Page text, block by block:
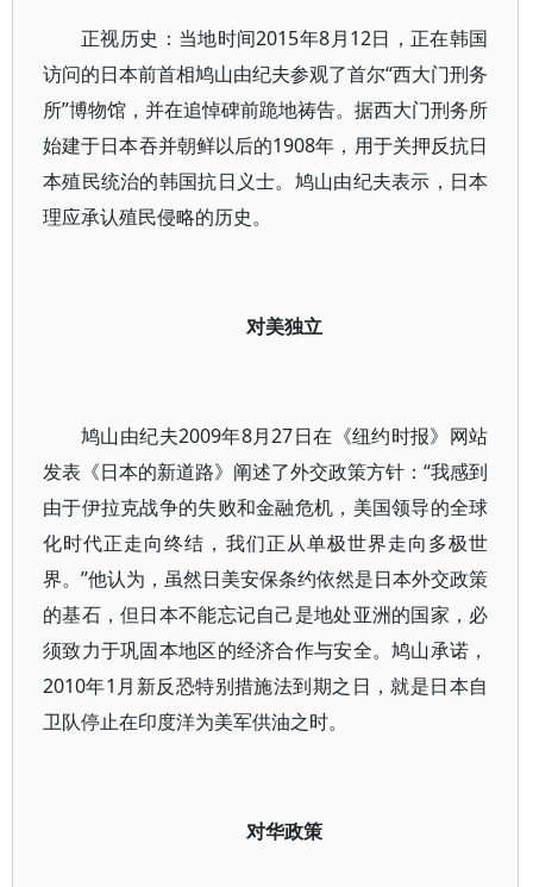
正视历史：当地时间2015年8月12日，正在韩国
访问的日本前首相鸠山由纪夫参观了首尔“西大门刑务
所”博物馆，并在追悼碑前跪地祷告。据西大门刑务所
始建于日本吞并朝鲜以后的1908年，用于关押反抗日
本殖民统治的韩国抗日义士。鸠山由纪夫表示，日本
理应承认殖民侵略的历史。
对美独立
鸠山由纪夫2009年8月27日在《纽约时报》网站
发表《日本的新道路》阐述了外交政策方针：“我感到
由于伊拉克战争的失败和金融危机，美国领导的全球
化时代正走向终结，我们正从单极世界走向多极世
界。”他认为，虽然日美安保条约依然是日本外交政策
的基石，但日本不能忘记自己是地处亚洲的国家，必
须致力于巩固本地区的经济合作与安全。鸠山承诺，
2010年1月新反恐特别措施法到期之日，就是日本自
卫队停止在印度洋为美军供油之时。
对华政策